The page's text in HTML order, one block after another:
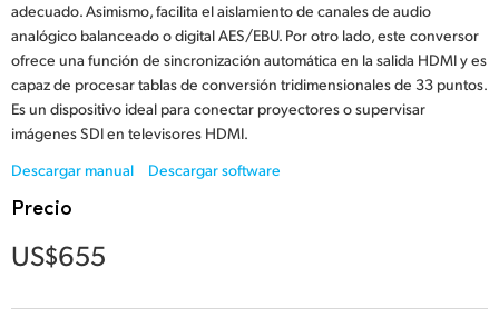
Korea
Mexico
Malaysia
New Zealand
Norway
adecuado. Asimismo, facilita el aislamiento de canales de audio
analógico balanceado o digital AES/EBU. Por otro lado, este conversor
ofrece una función de sincronización automática en la salida HDMI y es
capaz de procesar tablas de conversión tridimensionales de 33 puntos.
Es un dispositivo ideal para conectar proyectores o supervisar
imágenes SDI en televisores HDMI.
Descargar manual
Descargar software
Precio
US$655